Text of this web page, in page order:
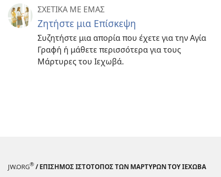
ΣΧΕΤΙΚΑ ΜΕ ΕΜΑΣ
Ζητήστε μια Επίσκεψη
Συζητήστε μια απορία που έχετε για την Αγία
Γραφή ή μάθετε περισσότερα για τους
Μάρτυρες του Ιεχωβά.
JW.ORG® / ΕΠΙΣΗΜΟΣ ΙΣΤΟΤΟΠΟΣ ΤΩΝ ΜΑΡΤΥΡΩΝ ΤΟΥ ΙΕΧΩΒΑ